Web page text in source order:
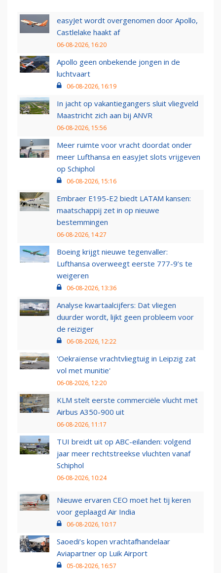
easyJet wordt overgenomen door Apollo,
Castlelake haakt af
06-08-2026, 16:20
Apollo geen onbekende jongen in de
luchtvaart
06-08-2026, 16:19
In jacht op vakantiegangers sluit vliegveld
Maastricht zich aan bij ANVR
06-08-2026, 15:56
Meer ruimte voor vracht doordat onder
meer Lufthansa en easyJet slots vrijgeven
op Schiphol
06-08-2026, 15:16
Embraer E195-E2 biedt LATAM kansen:
maatschappij zet in op nieuwe
bestemmingen
06-08-2026, 14:27
Boeing krijgt nieuwe tegenvaller:
Lufthansa overweegt eerste 777-9’s te
weigeren
06-08-2026, 13:36
Analyse kwartaalcijfers: Dat vliegen
duurder wordt, lijkt geen probleem voor
de reiziger
06-08-2026, 12:22
'Oekraïense vrachtvliegtuig in Leipzig zat
vol met munitie'
06-08-2026, 12:20
KLM stelt eerste commerciële vlucht met
Airbus A350-900 uit
06-08-2026, 11:17
TUI breidt uit op ABC-eilanden: volgend
jaar meer rechtstreekse vluchten vanaf
Schiphol
06-08-2026, 10:24
Nieuwe ervaren CEO moet het tij keren
voor geplaagd Air India
06-08-2026, 10:17
Saoedi’s kopen vrachtafhandelaar
Aviapartner op Luik Airport
05-08-2026, 16:57